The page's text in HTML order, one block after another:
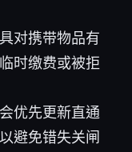
对携带物品有
时缴费或被拒
优先更新直通
避免错失关闸